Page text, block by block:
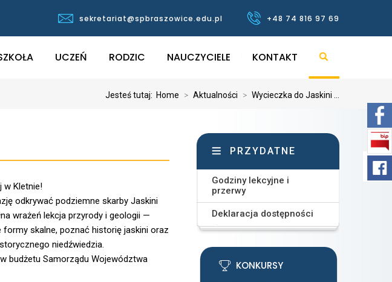
sekretariat@spbraszowice.edu.pl +48 74 816 97 69
UCZEŃ RODZIC NAUCZYCIELE KONTAKT
Jesteś tutaj: Home > Aktualności > Wycieczka do Jaskini ...
w Kletnie!
odkrywać podziemne skarby Jaskini
wrażeń lekcja przyrody i geologii —
skalne, poznać historię jaskini oraz
niedźwiedzia.
budżetu Samorządu Województwa
PRZYDATNE
Godziny lekcyjne i
przerwy
Deklaracja dostępności
KONKURSY